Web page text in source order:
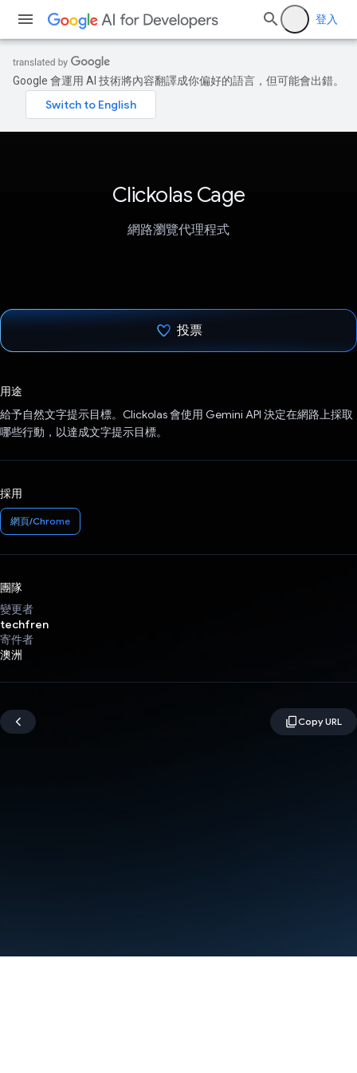
登入
Google 會運用 AI 技術將內容翻譯成你偏好的語言，但可能會出錯。
Clickolas Cage
網路瀏覽代理程式
投票
用途
給予自然文字提示目標。Clickolas 會使用 Gemini API 決定在網路上採取
哪些行動，以達成文字提示目標。
採用
網頁/Chrome
團隊
變更者
techfren
寄件者
澳洲